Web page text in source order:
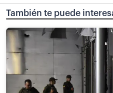
También te puede